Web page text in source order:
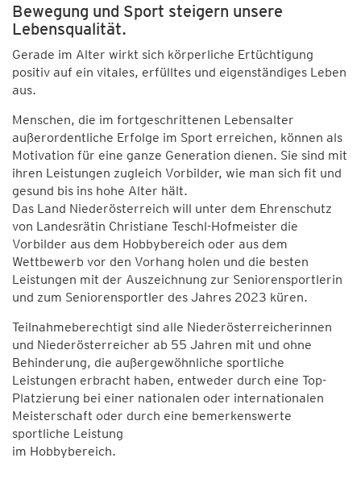
Bewegung und Sport steigern unsere
Lebensqualität.
Gerade im Alter wirkt sich körperliche Ertüchtigung
positiv auf ein vitales, erfülltes und eigenständiges Leben
aus.
Menschen, die im fortgeschrittenen Lebensalter
außerordentliche Erfolge im Sport erreichen, können als
Motivation für eine ganze Generation dienen. Sie sind mit
ihren Leistungen zugleich Vorbilder, wie man sich fit und
gesund bis ins hohe Alter hält.
Das Land Niederösterreich will unter dem Ehrenschutz
von Landesrätin Christiane Teschl-Hofmeister die
Vorbilder aus dem Hobbybereich oder aus dem
Wettbewerb vor den Vorhang holen und die besten
Leistungen mit der Auszeichnung zur Seniorensportlerin
und zum Seniorensportler des Jahres 2023 küren.
Teilnahmeberechtigt sind alle Niederösterreicherinnen
und Niederösterreicher ab 55 Jahren mit und ohne
Behinderung, die außergewöhnliche sportliche
Leistungen erbracht haben, entweder durch eine Top-
Platzierung bei einer nationalen oder internationalen
Meisterschaft oder durch eine bemerkenswerte
sportliche Leistung
im Hobbybereich.